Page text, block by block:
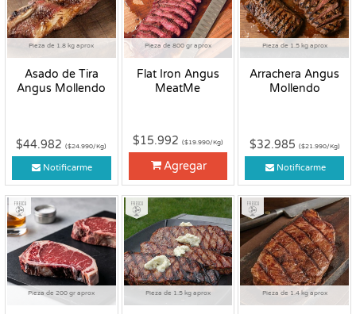
Pieza de 1.8 kg aprox
Asado de Tira
Angus Mollendo
$44.982($24.990/Kg)
Notificarme
Pieza de 800 gr aprox
Flat Iron Angus
MeatMe
$15.992 ($19.990/Kg)
Agregar
Pieza de 1.5 kg aprox
Arrachera Angus
Mollendo
$32.985 ($21.990/Kg)
Notificarme
Pieza de 200 gr aprox
Fresco
Pieza de 1.5 kg aprox
Fresco
Pieza de 1.4 kg aprox
Fresco